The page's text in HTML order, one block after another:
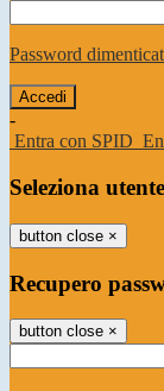
Password
-
Entra con SPID
Seleziona utente
button close ×
Recupero
button close ×